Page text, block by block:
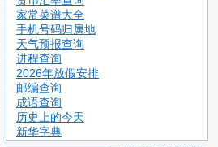
家常菜谱大全
手机号码归属地
天气预报查询
进程查询
2026年放假安排
邮编查询
成语查询
历史上的今天
新华字典